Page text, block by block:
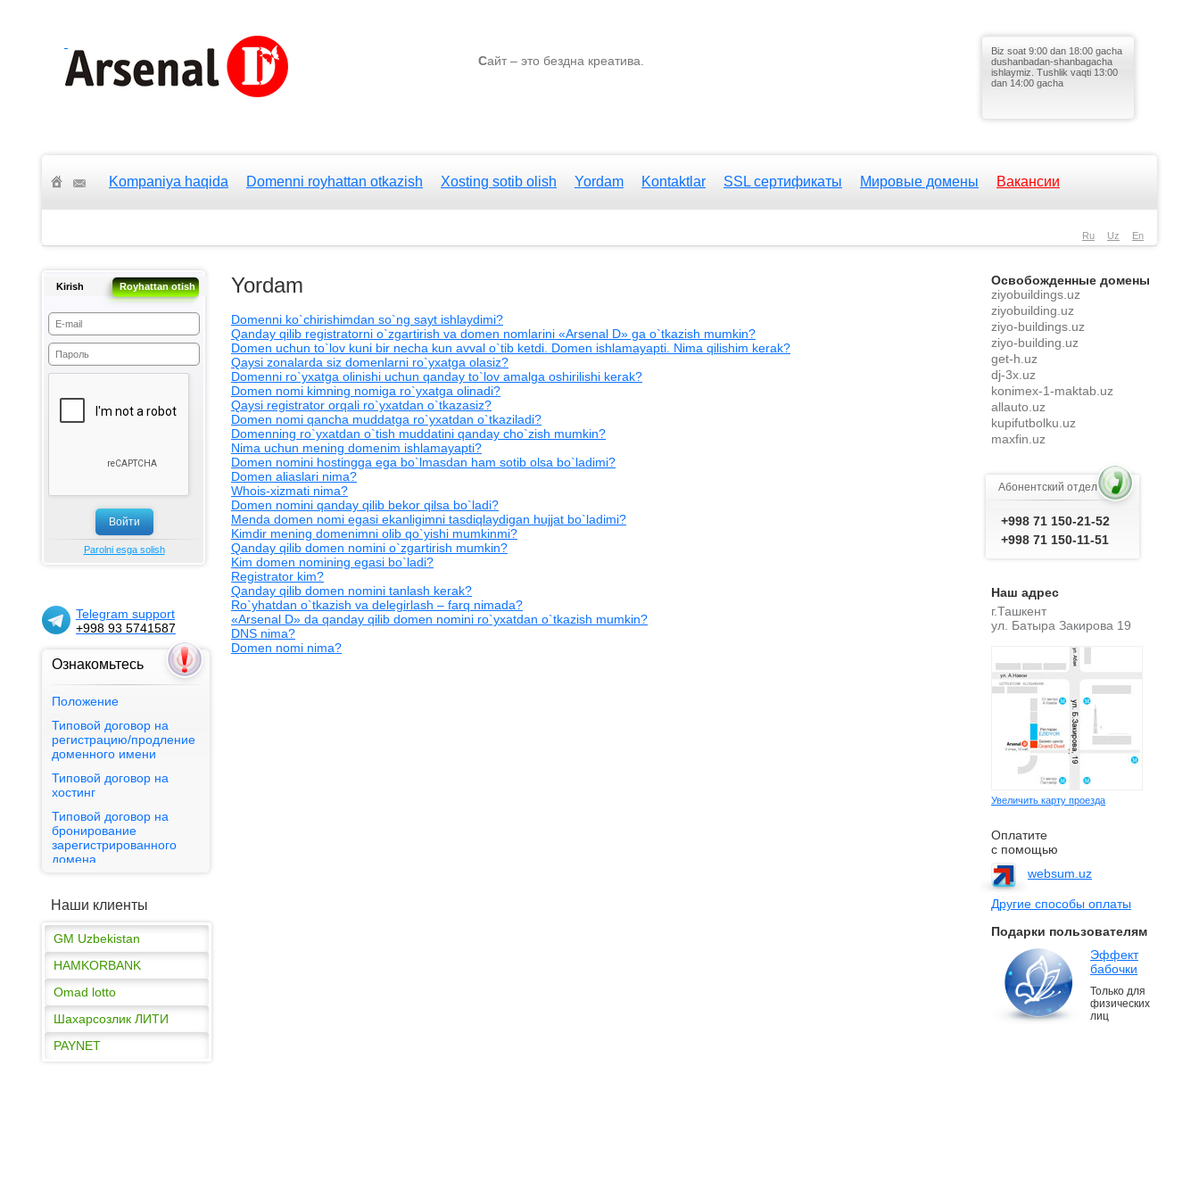
Сайт – это бездна креатива.
Biz soat 9:00 dan 18:00 gacha
dushanbadan-shanbagacha
ishlaymiz. Tushlik vaqti 13:00
dan 14:00 gacha
Kompaniya haqida Domenni royhattan otkazish Xosting sotib olish Yordam Kontaktlar SSL сертификаты Мировые домены Вакансии
Ru Uz En
Kirish Royhattan otish
Parolni esga solish
Telegram support
+998 93 5741587
Ознакомьтесь
Положение
Типовой договор на
регистрацию/продление
доменного имени
Типовой договор на
хостинг
Типовой договор на
бронирование
зарегистрированного
домена
Наши клиенты
PAYNET
GM Uzbekistan
HAMKORBANK
Omad lotto
GM Uzbekistan
HAMKORBANK
Omad lotto
Шахарсозлик ЛИТИ
PAYNET
Yordam
Domenni ko`chirishimdan so`ng sayt ishlaydimi?
Qanday qilib registratorni o`zgartirish va domen nomlarini «Arsenal D» ga o`tkazish mumkin?
Domen uchun to`lov kuni bir necha kun avval o`tib ketdi. Domen ishlamayapti. Nima qilishim kerak?
Qaysi zonalarda siz domenlarni ro`yxatga olasiz?
Domenni ro`yxatga olinishi uchun qanday to`lov amalga oshirilishi kerak?
Domen nomi kimning nomiga ro`yxatga olinadi?
Qaysi registrator orqali ro`yxatdan o`tkazasiz?
Domen nomi qancha muddatga ro`yxatdan o`tkaziladi?
Domenning ro`yxatdan o`tish muddatini qanday cho`zish mumkin?
Nima uchun mening domenim ishlamayapti?
Domen nomini hostingga ega bo`lmasdan ham sotib olsa bo`ladimi?
Domen aliaslari nima?
Whois-xizmati nima?
Domen nomini qanday qilib bekor qilsa bo`ladi?
Menda domen nomi egasi ekanligimni tasdiqlaydigan hujjat bo`ladimi?
Kimdir mening domenimni olib qo`yishi mumkinmi?
Qanday qilib domen nomini o`zgartirish mumkin?
Kim domen nomining egasi bo`ladi?
Registrator kim?
Qanday qilib domen nomini tanlash kerak?
Ro`yhatdan o`tkazish va delegirlash – farq nimada?
«Arsenal D» da qanday qilib domen nomini ro`yxatdan o`tkazish mumkin?
DNS nima?
Domen nomi nima?
Освобожденные домены
allauto.uz
kupifutbolku.uz
maxfin.uz
fisgroup.uz
iqrotravels.uz
brema.uz
ziyobuildings.uz
ziyobuilding.uz
ziyo-buildings.uz
ziyo-building.uz
get-h.uz
dj-3x.uz
konimex-1-maktab.uz
allauto.uz
kupifutbolku.uz
maxfin.uz
energybiolabs.uz
metroexpress.uz
iqrotravels.uz
shushu.uz
brema.uz
yangidavrhost.uz
ziyobuildings.uz
ziyobuilding.uz
ziyo-buildings.uz
ziyo-building.uz
get-h.uz
Абонентский отдел
+998 71 150-21-52
+998 71 150-11-51
Наш адрес
г.Ташкент
ул. Батыра Закирова 19
Увеличить карту проезда
Оплатите
с помощью
websum.uz
Другие способы оплаты
Подарки пользователям
Эффект
бабочки
Только для
физических
лиц